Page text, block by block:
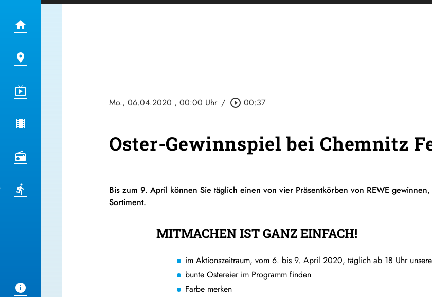
Mo., 06.04.2020 , 00:00 Uhr / play_circle_outline 00:37
Oster-Gewinnspiel bei Chemnitz
Bis zum 9. April können Sie täglich einen von vier Präsentkörben von REWE
Sortiment.
MITMACHEN IST GANZ EINFACH!
im Aktionszeitraum, vom 6. bis 9. April 2020, täglich ab 18 Uhr unsere
bunte Ostereier im Programm finden
Farbe merken